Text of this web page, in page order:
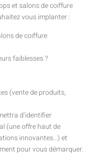
et salons de coiffure
vous implanter :
de coiffure
faiblesses ?
(vente de produits,
d’identifier
(une offre haut de
innovantes…) et
pour vous démarquer.